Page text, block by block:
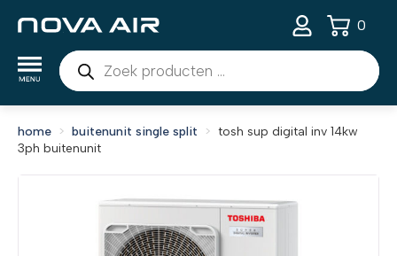
Producten
zoeken
0
home buitenunit single split
tosh sup digital inv 14kw
3ph buitenunit